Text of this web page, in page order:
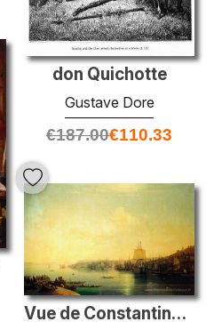
don Quichotte
Gustave Dore
€187.00€110.33
Vue de Constantinople